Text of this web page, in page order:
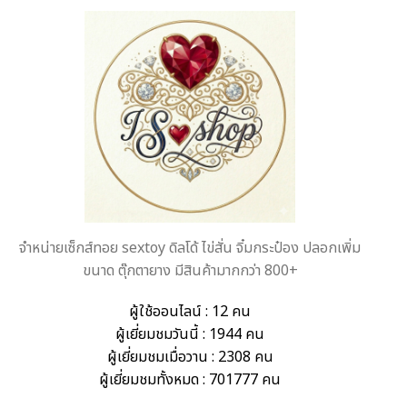
จำหน่ายเซ็กส์ทอย sextoy ดิลโด้ ไข่สั่น จิ๋มกระป๋อง ปลอกเพิ่ม
ขนาด ตุ๊กตายาง มีสินค้ามากกว่า 800+
ผู้ใช้ออนไลน์ : 12 คน
ผู้เยี่ยมชมวันนี้ : 1944 คน
ผู้เยี่ยมชมเมื่อวาน : 2308 คน
ผู้เยี่ยมชมทั้งหมด : 701777 คน